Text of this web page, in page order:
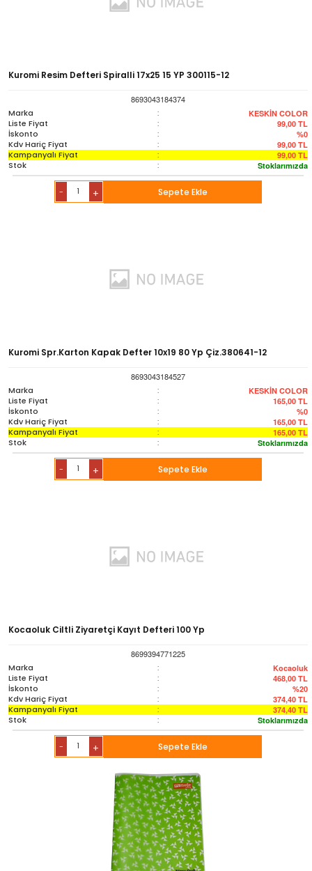
Kuromi Resim Defteri Spiralli 17x25 15 YP 300115-12
8693043184374
Marka
: KESKİN COLOR
Liste Fiyat : 99,00 TL
İskonto : %0
Kdv Hariç Fiyat : 99,00 TL
Kampanyalı Fiyat : 99,00 TL
Stok : Stoklarımızda
- + Sepete Ekle
Kuromi Spr.Karton Kapak Defter 10x19 80 Yp Çiz.380641-12
8693043184527
Marka
: KESKİN COLOR
Liste Fiyat : 165,00 TL
İskonto : %0
Kdv Hariç Fiyat : 165,00 TL
Kampanyalı Fiyat : 165,00 TL
Stok : Stoklarımızda
- + Sepete Ekle
Kocaoluk Ciltli Ziyaretçi Kayıt Defteri 100 Yp
8699394771225
Marka
: Kocaoluk
Liste Fiyat : 468,00 TL
İskonto : %20
Kdv Hariç Fiyat : 374,40 TL
Kampanyalı Fiyat : 374,40 TL
Stok : Stoklarımızda
- + Sepete Ekle